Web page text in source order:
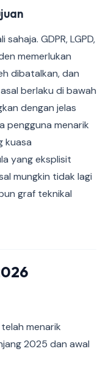
GDPR, LGPD,
memerlukan
dibatalkan, dan
berlaku di bawah
dengan jelas
pengguna menarik
kuasa
yang eksplisit
mungkin tidak lagi
graf teknikal
menarik
2025 dan awal